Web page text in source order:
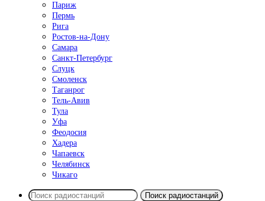
Париж
Пермь
Рига
Ростов-на-Дону
Самара
Санкт-Петербург
Слуцк
Смоленск
Таганрог
Тель-Авив
Тула
Уфа
Феодосия
Хадера
Чапаевск
Челябинск
Чикаго
Поиск радиостанций